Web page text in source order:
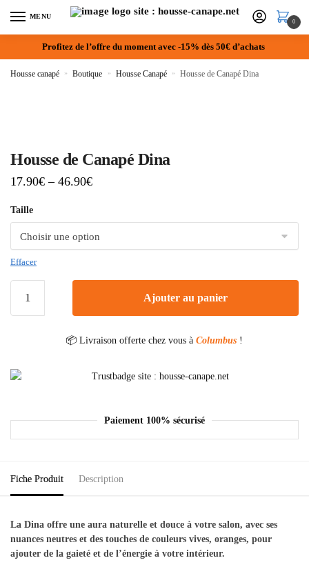
MENU
0
Profitez de l’offre du moment avec -15% dès 50€ d’achats
Housse canapé » Boutique » Housse Canapé » Housse de Canapé Dina
Housse de Canapé Dina
17.90€ – 46.90€
Taille
Effacer
Ajouter au panier
📦 Livraison offerte chez vous à Columbus !
Paiement 100% sécurisé
Fiche Produit Description
La Dina offre une aura naturelle et douce à votre salon, avec ses
nuances neutres et des touches de couleurs vives, oranges, pour
ajouter de la gaieté et de l’énergie à votre intérieur.